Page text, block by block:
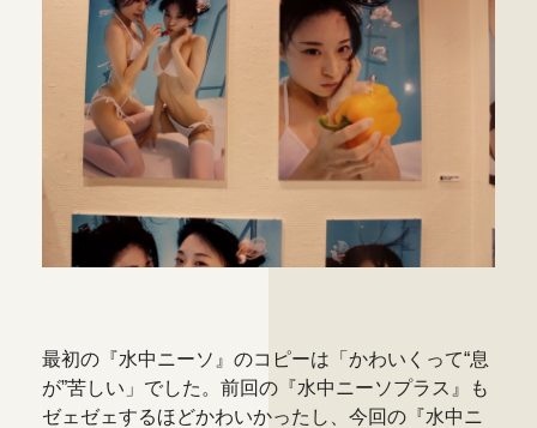
最初の『水中ニーソ』のコピーは「かわいくって“息
が”苦しい」でした。前回の『水中ニーソプラス』も
ゼェゼェするほどかわいかったし、今回の『水中ニ